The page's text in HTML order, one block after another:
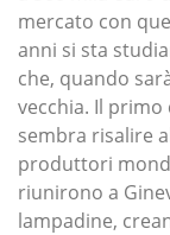
mercato con
anni si sta
che, quando
vecchia. Il
sembra risalire
produttori
riunirono a
lampadine,